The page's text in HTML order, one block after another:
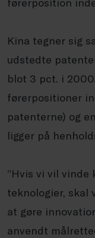
førerposition
Kina tegner sig
udstedte
blot 3 pct. i
førerpositioner
patenterne) og
ligger på
”Hvis vi vil
teknologier, skal
at gøre
anvendt